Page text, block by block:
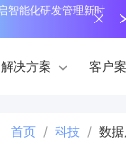
智能化研发管理新时
解决方案 客户
首页 / 科技 / 数